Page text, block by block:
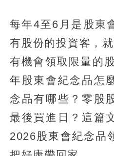
每年4至6月是股東
有股份的投資客，
有機會領取限量的
年股東會紀念品怎
念品有哪些？零股
最後買進日？這篇
2026股東會紀念品